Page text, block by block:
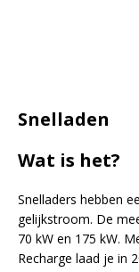
Snelladen
Wat is het?
Snelladers hebben
gelijkstroom. De
70 kW en 175 kW.
Recharge laad je in